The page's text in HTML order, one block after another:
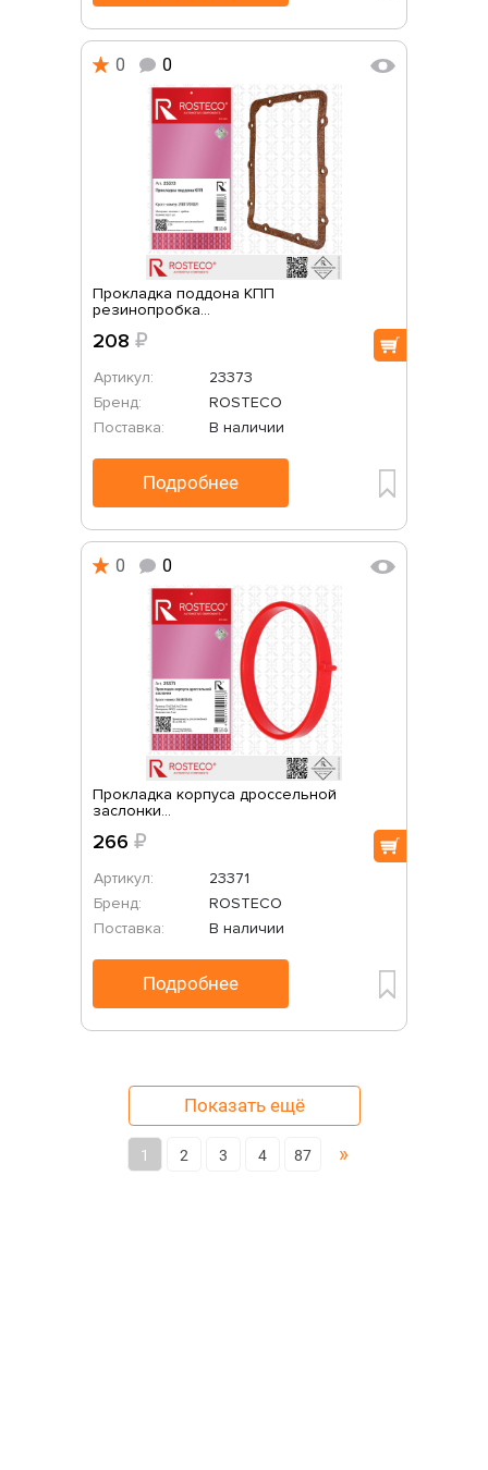
0 0
Прокладка поддона КПП
резинопробка...
208 ₽
Артикул:
23373
Бренд:
ROSTECO
Поставка:
В наличии
Подробнее
0 0
Прокладка корпуса дроссельной
заслонки...
266 ₽
Артикул:
23371
Бренд:
ROSTECO
Поставка:
В наличии
Подробнее
1 2 3 4 87 »
Показать ещё